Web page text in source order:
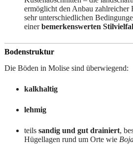
ermöglicht den Anbau zahlreicher
sehr unterschiedlichen
einerbemerkenswerten
Bodenstruktur
Die Böden in Molise sind überwiegend:
kalkhaltig
lehmig
teils sandig und gut drainiert,
Hügellagen rund um Orte wie